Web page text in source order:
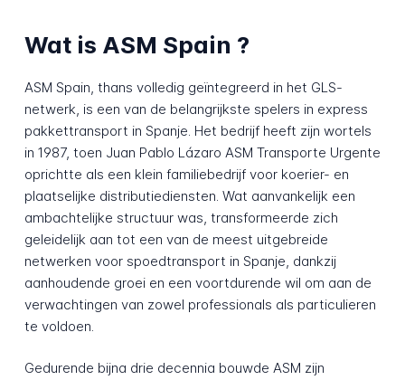
Wat is ASM Spain ?
ASM Spain, thans volledig geïntegreerd in het GLS-
netwerk, is een van de belangrijkste spelers in express
pakkettransport in Spanje. Het bedrijf heeft zijn wortels
in 1987, toen Juan Pablo Lázaro ASM Transporte Urgente
oprichtte als een klein familiebedrijf voor koerier- en
plaatselijke distributiediensten. Wat aanvankelijk een
ambachtelijke structuur was, transformeerde zich
geleidelijk aan tot een van de meest uitgebreide
netwerken voor spoedtransport in Spanje, dankzij
aanhoudende groei en een voortdurende wil om aan de
verwachtingen van zowel professionals als particulieren
te voldoen.
Gedurende bijna drie decennia bouwde ASM zijn